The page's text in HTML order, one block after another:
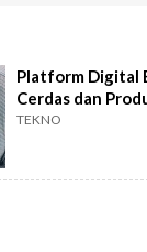
Platform Digital
Cerdas dan
TEKNO